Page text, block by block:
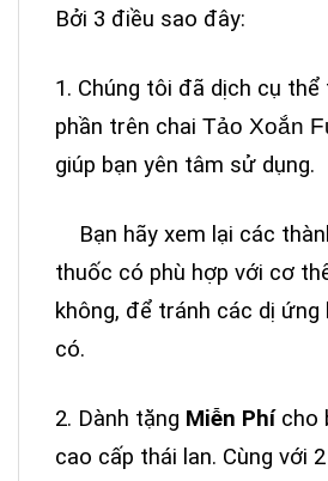
Bởi 3 điều sao đây:
1. Chúng tôi đã dịch cụ
phần trên chai Tảo Xoắn
giúp bạn yên tâm sử dụng.
Bạn hãy xem lại các
thuốc có phù hợp với cơ
không, để tránh các dị ứng
có.
2. Dành tặng Miễn Phícho
cao cấp thái lan. Cùng với